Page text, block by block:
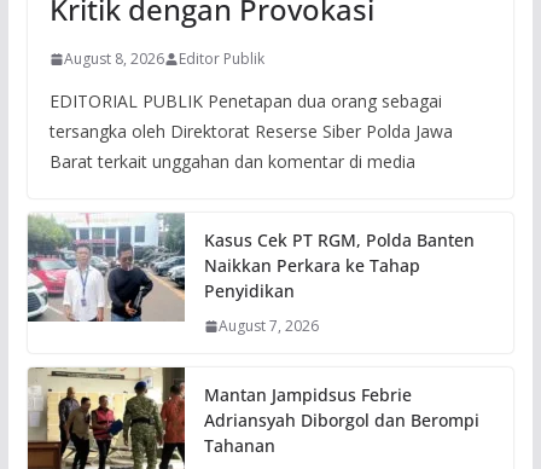
Kritik dengan Provokasi
August 8, 2026 Editor Publik
EDITORIAL PUBLIK Penetapan dua orang sebagai
tersangka oleh Direktorat Reserse Siber Polda Jawa
Barat terkait unggahan dan komentar di media
Kasus Cek PT RGM, Polda Banten
Naikkan Perkara ke Tahap
Penyidikan
August 7, 2026
Mantan Jampidsus Febrie
Adriansyah Diborgol dan Berompi
Tahanan